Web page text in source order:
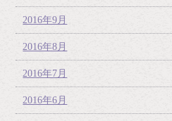
2016年9月
2016年8月
2016年7月
2016年6月